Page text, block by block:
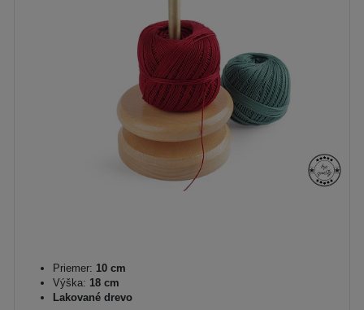
Priemer: 10 cm
Výška: 18 cm
Lakované drevo